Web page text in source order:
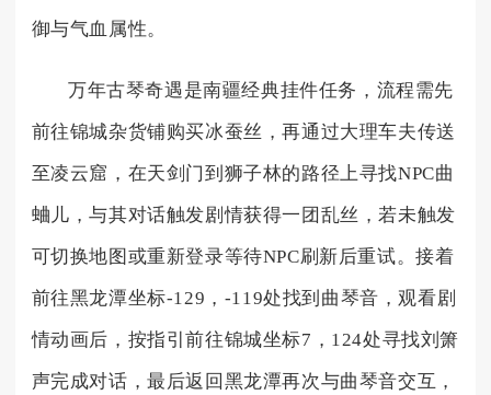
御与气血属性。
万年古琴奇遇是南疆经典挂件任务，流程需先
前往锦城杂货铺购买冰蚕丝，再通过大理车夫传送
至凌云窟，在天剑门到狮子林的路径上寻找NPC曲
蛐儿，与其对话触发剧情获得一团乱丝，若未触发
可切换地图或重新登录等待NPC刷新后重试。接着
前往黑龙潭坐标-129，-119处找到曲琴音，观看剧
情动画后，按指引前往锦城坐标7，124处寻找刘箫
声完成对话，最后返回黑龙潭再次与曲琴音交互，